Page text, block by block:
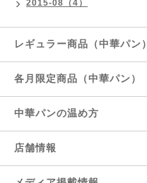
2015-08（4）
レギュラー商品（中華パン）
各月限定商品（中華パン）
中華パンの温め方
店舗情報